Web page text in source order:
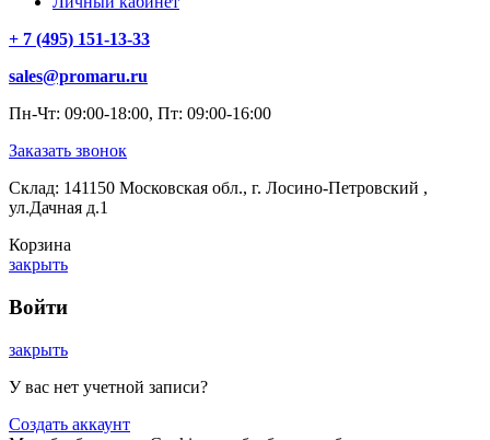
+ 7 (495) 151-13-33
sales@promaru.ru
Пн-Чт: 09:00-18:00, Пт: 09:00-16:00
Заказать звонок
Склад: 141150 Московская обл., г. Лосино-Петровский ,
ул.Дачная д.1
Корзина
закрыть
Войти
закрыть
У вас нет учетной записи?
Создать аккаунт